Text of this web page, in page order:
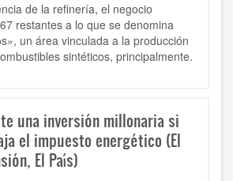
de la refinería, el negocio
restantes a lo que se denomina
un área vinculada a la producción
sintéticos, principalmente.
una inversión millonaria si
el impuesto energético (El
El País)